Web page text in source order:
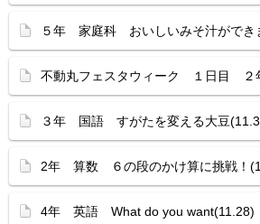
５年 家庭科 おいしいみそ汁ができ
不動丸フェスタウィーク １日目 ２
３年 国語 すがたを変える大豆
2年 算数 ６の段のかけ算に挑戦！
4年 英語 What do you want(11.28)